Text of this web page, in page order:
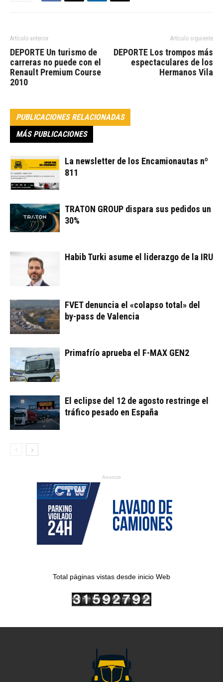
Artículo anterior
DEPORTE Un turismo de
carreras no puede con el
Renault Premium Course
2010
Artículo siguiente
DEPORTE Los trompos más
espectaculares de los
Hermanos Vila
PUBLICACIONES RELACIONADAS
MÁS PUBLICACIONES
La newsletter de los Encamionautas nº
811
TRATON GROUP dispara sus pedidos un
30%
Habib Turki asume el liderazgo de la IRU
FVET denuncia el «colapso total» del
by-pass de Valencia
Primafrío aprueba el F-MAX GEN2
El eclipse del 12 de agosto restringe el
tráfico pesado en España
Anuncio
Total páginas vistas desde inicio Web